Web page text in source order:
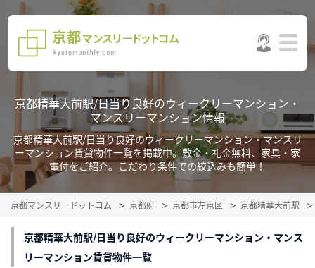
京都精華大前駅/日当り良好のウィークリーマンション・
マンスリーマンション情報
京都精華大前駅/日当り良好のウィークリーマンション・マンスリ
ーマンション賃貸物件一覧を掲載中。敷金・礼金無料、家具・家
電付をご紹介。こだわり条件での絞込みも簡単！
京都マンスリードットコム 京都府 京都市左京区 京都精華大前駅
京都精華大前駅/日当り良好のウィークリーマンション・マンス
リーマンション賃貸物件一覧